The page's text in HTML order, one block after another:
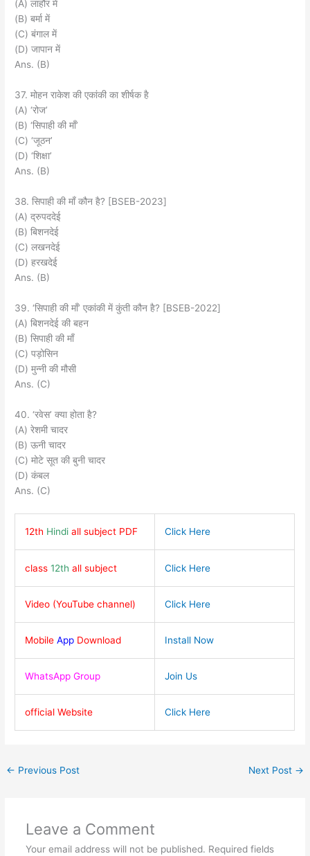
(A) लाहौर में
(B) बर्मा में
(C) बंगाल में
(D) जापान में
Ans. (B)
37. मोहन राकेश की एकांकी का शीर्षक है
(A) ‘रोज’
(B) ‘सिपाही की माँ’
(C) ‘जूठन’
(D) ‘शिक्षा’
Ans. (B)
38. सिपाही की माँ कौन है? [BSEB-2023]
(A) द्रुपददेई
(B) बिशनदेई
(C) लखनदेई
(D) हरखदेई
Ans. (B)
39. ‘सिपाही की माँ’ एकांकी में कुंती कौन है? [BSEB-2022]
(A) बिशनदेई की बहन
(B) सिपाही की माँ
(C) पड़ोसिन
(D) मुन्नी की मौसी
Ans. (C)
40. ‘रवेस’ क्या होता है?
(A) रेशमी चादर
(B) ऊनी चादर
(C) मोटे सूत की बुनी चादर
(D) कंबल
Ans. (C)
12th Hindi all subject PDF Click Here
class 12th all subject Click Here
Video (YouTube channel) Click Here
Mobile AppDownload Install Now
WhatsApp Group Join Us
official Website Click Here
← Previous Post Next Post →
Leave a Comment
Your email address will not be published. Required fields